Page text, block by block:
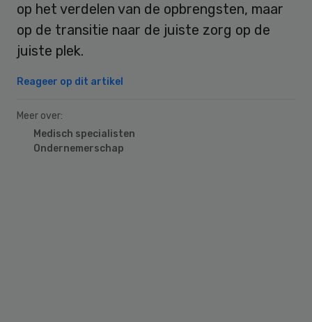
op het verdelen van de opbrengsten, maar
op de transitie naar de juiste zorg op de
juiste plek.
Reageer op dit artikel
Meer over:
Medisch specialisten
Ondernemerschap